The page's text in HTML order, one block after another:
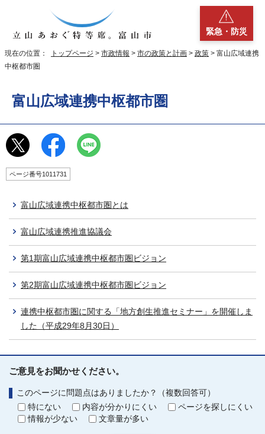
緊急・防災
現在の位置： トップページ > 市政情報 > 市の政策と計画 > 政策 > 富山広域連携
中枢都市圏
富山広域連携中枢都市圏
ページ番号1011731
富山広域連携中枢都市圏とは
富山広域連携推進協議会
第1期富山広域連携中枢都市圏ビジョン
第2期富山広域連携中枢都市圏ビジョン
連携中枢都市圏に関する「地方創生推進セミナー」を開催しま
した（平成29年8月30日）
ご意見をお聞かせください。
このページに問題点はありましたか？（複数回答可）
特にない
内容が分かりにくい
ページを探しにくい
情報が少ない
文章量が多い